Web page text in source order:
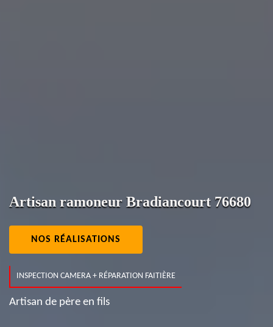
Artisan ramoneur Bradiancourt 76680
NOS RÉALISATIONS
INSPECTION CAMERA + RÉPARATION FAITIÈRE
Artisan de père en fils